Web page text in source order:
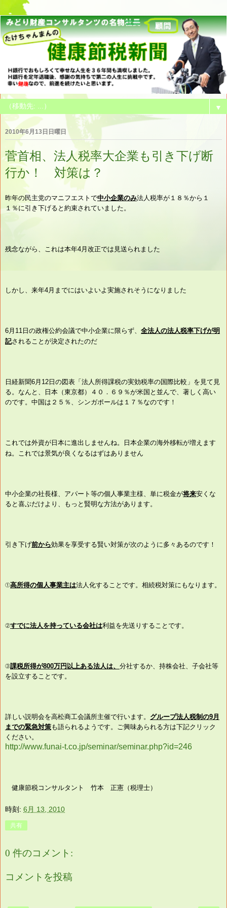
▼
2010年6月13日日曜日
菅首相、法人税率大企業も引き下げ断
行か！ 対策は？
昨年の民主党のマニフエストで中小企業のみ法人税率が１８％から１
１％に引き下げると約束されていました。
残念ながら、これは本年4月改正では見送られました
しかし、来年4月までにはいよいよ実施されそうになりました
6月11日の政権公約会議で中小企業に限らず、 全法人の法人税率下げが明
記されることが決定されたのだ
日経新聞6月12日の図表「法人所得課税の実効税率の国際比較」を見て見
る。なんと、日本（東京都）４０．６９％が米国と並んで、著しく高い
のです。中国は２５％、シンガポールは１７％なのです ！
これでは外資が日本に進出しませんね。日本企業の海外移転が増えます
ね。これでは景気が良くなるはずはありません
中小企業の社長様、アパート等の個人事業主様、単に税金が将来安くな
ると喜ぶだけより、もっと賢明な方法があります。
引き下げ前から効果を享受する賢い対策が次のように多々あるのです！
①高所得の個人事業主は法人化することです。相続税対策にもなります。
②すでに法人を持っている会社は利益を先送りすることです。
③課税所得が800万円以上ある法人は、 分社するか、持株会社、子会社等
を設立することです。
詳しい説明会を高松商工会議所主催で行います。 グループ法人税制の9月
までの緊急対策も語られるようです。ご興味あられる方は下記クリック
ください。
http://www.funai-t.co.jp/seminar/seminar.php?id=246
健康節税コンサルタント 竹本 正憲（税理士）
時刻: 6月 13, 2010
共有
0 件のコメント:
コメントを投稿